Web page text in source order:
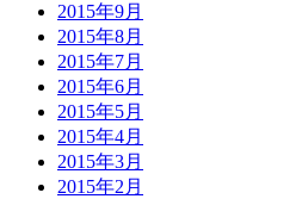
2015年9月
2015年8月
2015年7月
2015年6月
2015年5月
2015年4月
2015年3月
2015年2月